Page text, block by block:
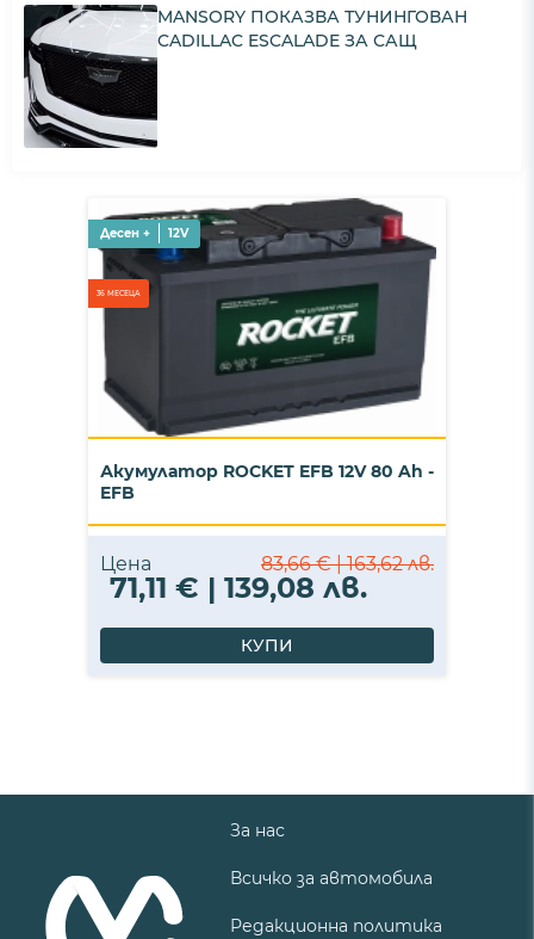
MANSORY ПОКАЗВА ТУНИНГОВАН
CADILLAC ESCALADE ЗА САЩ
Десен + 12V
36 МЕСЕЦА
Акумулатор ROCKET EFB 12V 80 Ah -
EFB
Цена 83,66 € | 163,62 лв.
71,11 € | 139,08 лв.
КУПИ
За нас
Всичко за автомобила
Редакционна политика